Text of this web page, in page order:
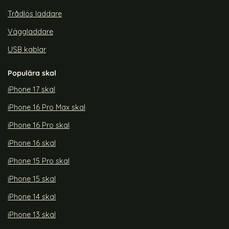
Trådlös laddare
Väggladdare
USB kablar
Populära skal
iPhone 17 skal
iPhone 16 Pro Max skal
iPhone 16 Pro skal
iPhone 16 skal
iPhone 15 Pro skal
iPhone 15 skal
iPhone 14 skal
iPhone 13 skal